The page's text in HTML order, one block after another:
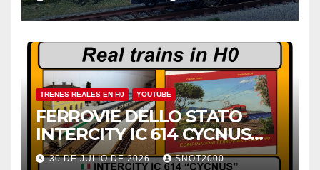
TRENES REALES EN H0 YOUTUBE
FERROVIE DELLO STATO
INTERCITY IC 614 CYCNUS
INVERNO 2000
30 DE JULIO DE 2026 SNOT2000